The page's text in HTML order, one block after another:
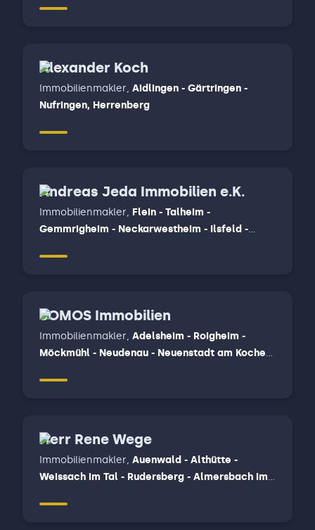
Alexander Koch
Immobilienmakler, Aidlingen - Gärtringen -
Nufringen, Herrenberg
Andreas Jeda Immobilien e.K.
Immobilienmakler, Flein - Talheim -
Gemmrigheim - Neckarwestheim - Ilsfeld -
SOMOS Immobilien
Immobilienmakler, Adelsheim - Roigheim -
Möckmühl - Neudenau - Neuenstadt am Kocher,
Herr Rene Wege
Immobilienmakler, Auenwald - Althütte -
Weissach im Tal - Rudersberg - Almersbach im